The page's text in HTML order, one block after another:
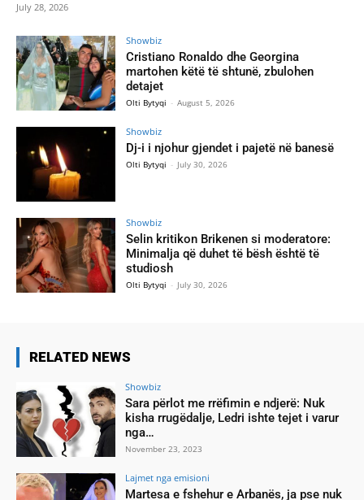
July 28, 2026
Showbiz
Cristiano Ronaldo dhe Georgina
martohen këtë të shtunë, zbulohen
detajet
Olti Bytyqi - August 5, 2026
Showbiz
Dj-i i njohur gjendet i pajetë në banesë
Olti Bytyqi - July 30, 2026
Showbiz
Selin kritikon Brikenen si moderatore:
Minimalja që duhet të bësh është të
studiosh
Olti Bytyqi - July 30, 2026
RELATED NEWS
Showbiz
Sara përlot me rrëfimin e ndjerë: Nuk
kisha rrugëdalje, Ledri ishte tejet i varur
nga…
November 23, 2023
Lajmet nga emisioni
Martesa e fshehur e Arbanës, ja pse nuk